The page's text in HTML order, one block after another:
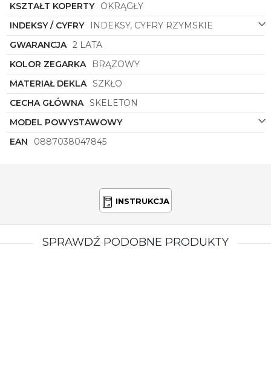
KSZTAŁT KOPERTY OKRĄGŁY
INDEKSY / CYFRY
INDEKSY, CYFRY RZYMSKIE
GWARANCJA 2 LATA
KOLOR ZEGARKA
BRĄZOWY
MATERIAŁ DEKLA SZKŁO
CECHA GŁÓWNA SKELETON
MODEL POWYSTAWOWY
EAN
0887038047845
INSTRUKCJA
SPRAWDŹ PODOBNE PRODUKTY